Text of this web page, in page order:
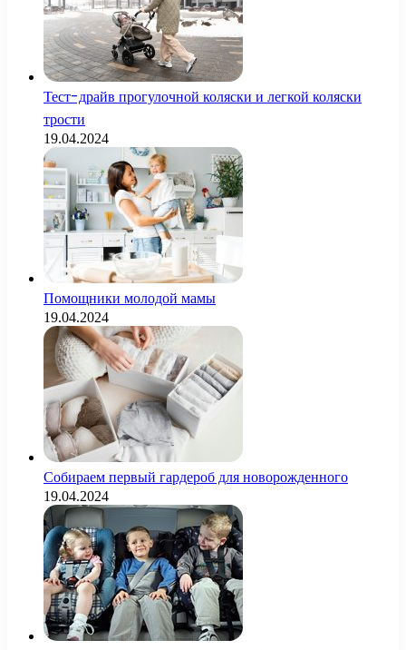
Тест-драйв прогулочной коляски и легкой коляски
трости
19.04.2024
Помощники молодой мамы
19.04.2024
Собираем первый гардероб для новорожденного
19.04.2024